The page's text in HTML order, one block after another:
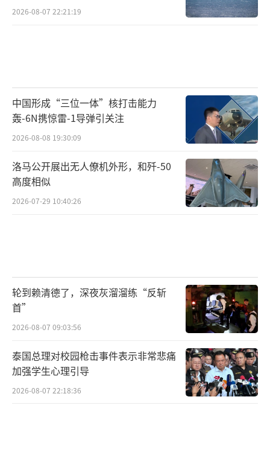
2026-08-07 22:21:19
中国形成“三位一体”核打击能力
轰-6N携惊雷-1导弹引关注
2026-08-08 19:30:09
洛马公开展出无人僚机外形，和歼-50
高度相似
2026-07-29 10:40:26
轮到赖清德了，深夜灰溜溜练“反斩
首”
2026-08-07 09:03:56
泰国总理对校园枪击事件表示非常悲痛
加强学生心理引导
2026-08-07 22:18:36